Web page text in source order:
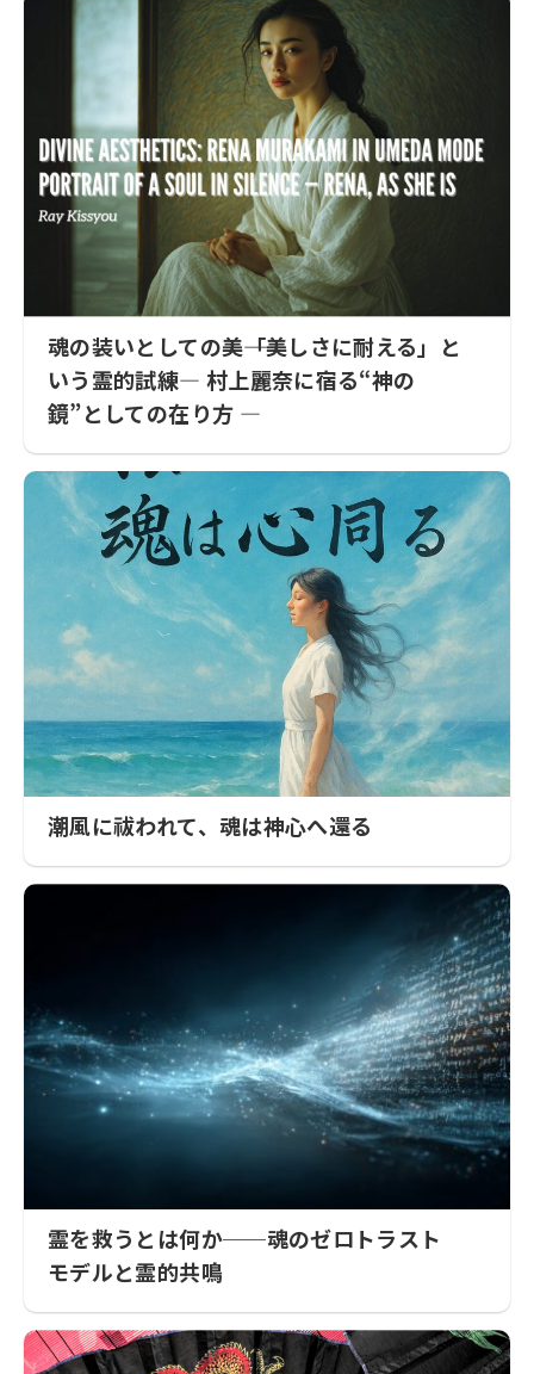
魂の装いとしての美――「美しさに耐える」と
いう霊的試練― 村上麗奈に宿る“神の
鏡”としての在り方 ―
潮風に祓われて、魂は神心へ還る
霊を救うとは何か──魂のゼロトラスト
モデルと霊的共鳴